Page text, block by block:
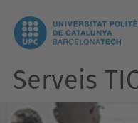
Serveis